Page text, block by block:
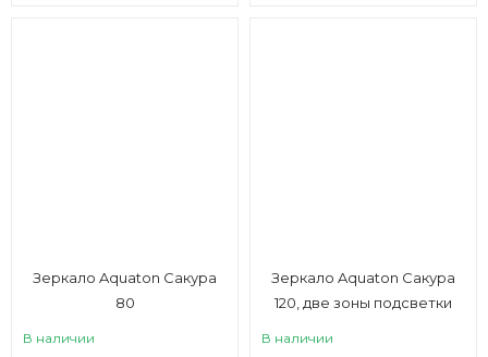
Зеркало Aquaton Сакура
80
В наличии
Зеркало Aquaton Сакура
120, две зоны подсветки
В наличии